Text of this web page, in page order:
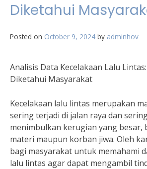
Diketahui
Posted on October 9, 2024 by adminhov
Analisis Data Kecelakaan Lalu
Diketahui Masyarakat
Kecelakaan lalu lintas merupakan
sering terjadi di jalan raya dan
menimbulkan kerugian yang besar,
materi maupun korban jiwa. Oleh
bagi masyarakat untuk memahami
lalu lintas agar dapat mengambil